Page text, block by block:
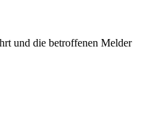
und die betroffenen Melder